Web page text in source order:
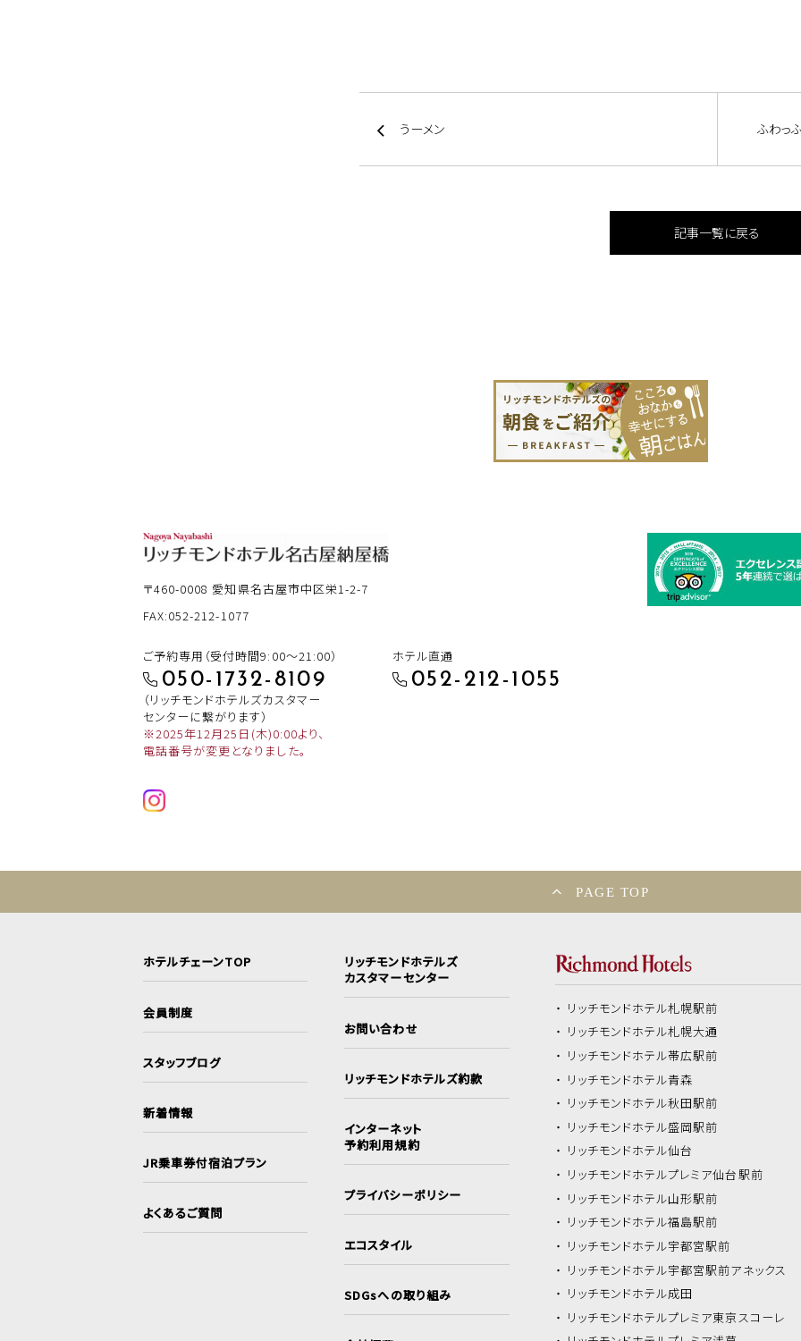
うーメン ふわっ
記事一覧に戻る
〒460-0008 愛知県名古屋市中区栄1-2-7
FAX:052-212-1077
ご予約専用（受付時間9:00～21:00）
050-1732-8109
（リッチモンドホテルズカスタマー
センターに繋がります）
※2025年12月25日(木)0:00より、
電話番号が変更となりました。
ホテル直通
052-212-1055
PAGE TOP
ホテルチェーンTOP
会員制度
スタッフブログ
新着情報
JR乗車券付宿泊プラン
よくあるご質問
リッチモンドホテルズ
カスタマーセンター
お問い合わせ
リッチモンドホテルズ約款
インターネット
予約利用規約
プライバシーポリシー
エコスタイル
SDGsへの取り組み
リッチモンドホテル札幌駅前
リッチモンドホテル札幌大通
リッチモンドホテル帯広駅前
リッチモンドホテル青森
リッチモンドホテル秋田駅前
リッチモンドホテル盛岡駅前
リッチモンドホテル仙台
リッチモンドホテルプレミア仙台駅前
リッチモンドホテル山形駅前
リッチモンドホテル福島駅前
リッチモンドホテル宇都宮駅前
リッチモンドホテル宇都宮駅前アネックス
リッチモンドホテル成田
リッチモンドホテルプレミア東京スコーレ